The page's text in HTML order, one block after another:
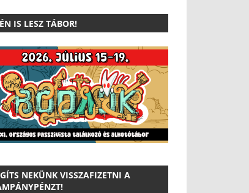
IS LESZ TÁBOR!
NEKÜNK VISSZAFIZETNI A